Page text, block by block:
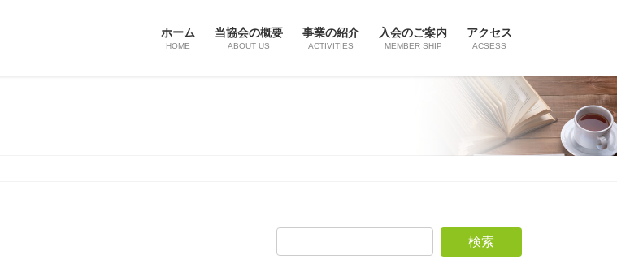
ホーム
HOME
当協会の概要
ABOUT US
事業の紹介
ACTIVITIES
入会のご案内
MEMBER SHIP
アクセス
ACSESS